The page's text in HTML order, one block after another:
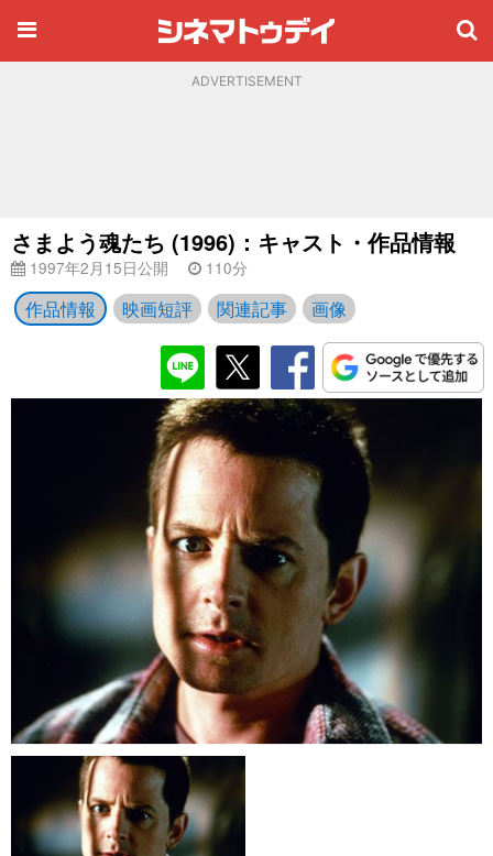
ADVERTISEMENT
さまよう魂たち (1996)：キャスト・作品情報
1997年2月15日公開 110分
作品情報 映画短評 関連記事 画像